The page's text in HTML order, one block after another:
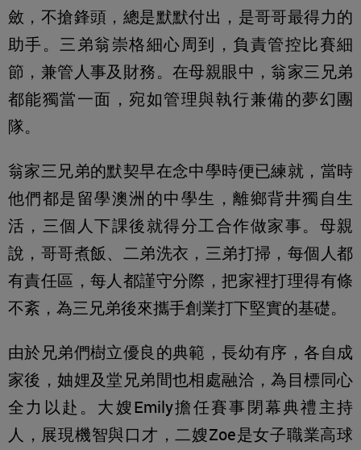
斂，不搶鋒頭，總是默默付出，是哥哥最得力的
助手。三弟翁崇格細心周到，負責管控比賽細
節，兼管人事及財務。在母親眼中，翁家三兄弟
都能獨當一面，宛如管理與執行兼備的夢幻團
隊。
翁家三兄弟的默契早在念中學時便已練就，當時
他們都是留學澳洲的中學生，離鄉背井獨自生
活，三個人下課後就得分工合作做家事。母親
說，哥哥煮飯、二弟洗衣，三弟打掃，每個人都
有責任區，每人都謹守分際，把家裡打理得有條
不紊，為三兄弟後來攜手創業打下堅實的基礎。
由於兄弟們樹立優良的典範，長幼有序，各自成
家後，妯娌及堂兄弟間也相處融洽，為目標同心
全力以赴。大嫂Emily擔任賽事閉幕典禮主持
人，展現機智與口才，二嫂Zoe是女子職業高球